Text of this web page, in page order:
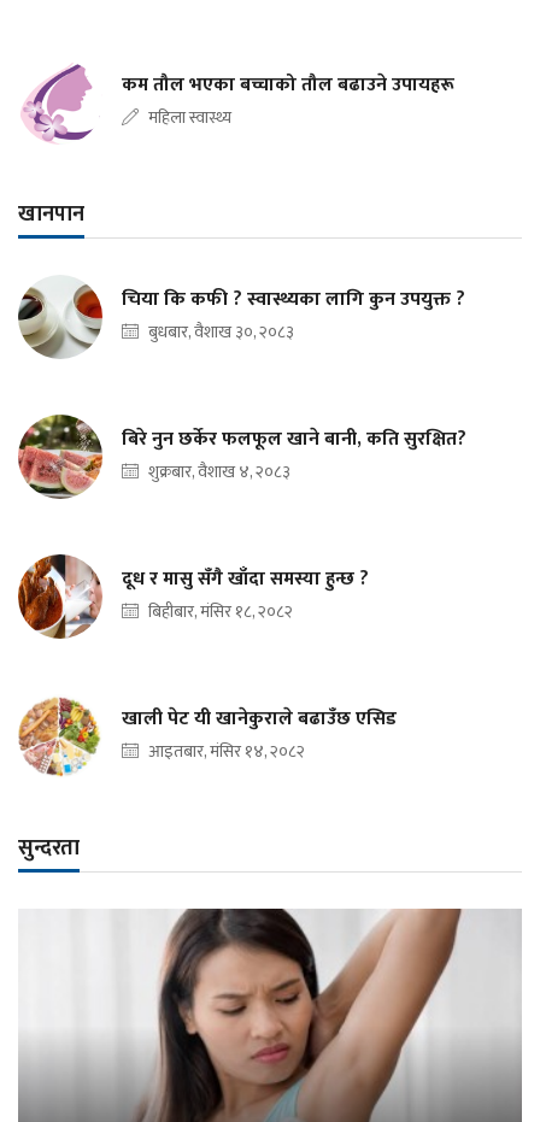
कम तौल भएका बच्चाको तौल बढाउने उपायहरू
महिला स्वास्थ्य
खानपान
चिया कि कफी ? स्वास्थ्यका लागि कुन उपयुक्त ?
बुधबार, वैशाख ३०, २०८३
बिरे नुन छर्केर फलफूल खाने बानी, कति सुरक्षित?
शुक्रबार, वैशाख ४, २०८३
दूध र मासु सँगै खाँदा समस्या हुन्छ ?
बिहीबार, मंसिर १८, २०८२
खाली पेट यी खानेकुराले बढाउँछ एसिड
आइतबार, मंसिर १४, २०८२
सुन्दरता